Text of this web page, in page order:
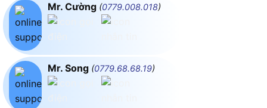
Mr. Cường (0779.008.018)
Mr. Song (0779.68.68.19)